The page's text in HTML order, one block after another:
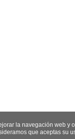
la navegación web y
que aceptas su